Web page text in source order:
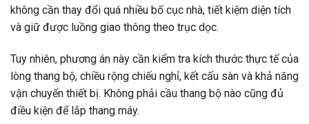
không cần thay đổi quá nhiều bố cục nhà, tiết kiệm diện tích
và giữ được luồng giao thông theo trục dọc.
Tuy nhiên, phương án này cần kiểm tra kích thước thực tế của
lòng thang bộ, chiều rộng chiếu nghỉ, kết cấu sàn và khả năng
vận chuyển thiết bị. Không phải cầu thang bộ nào cũng đủ
điều kiện để lắp thang máy.